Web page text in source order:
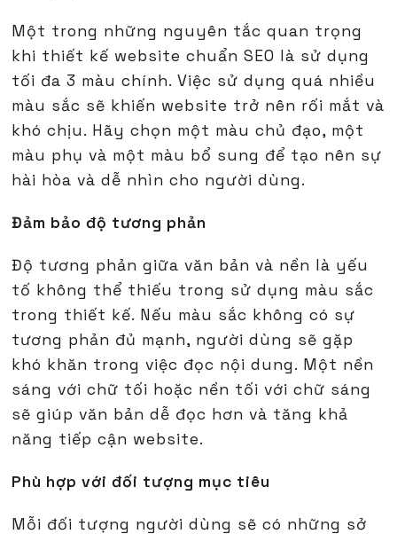
Một trong những nguyên tắc quan trọng
khi thiết kế website chuẩn SEO là sử dụng
tối đa 3 màu chính. Việc sử dụng quá nhiều
màu sắc sẽ khiến website trở nên rối mắt và
khó chịu. Hãy chọn một màu chủ đạo, một
màu phụ và một màu bổ sung để tạo nên sự
hài hòa và dễ nhìn cho người dùng.
Đảm bảo độ tương phản
Độ tương phản giữa văn bản và nền là yếu
tố không thể thiếu trong sử dụng màu sắc
trong thiết kế. Nếu màu sắc không có sự
tương phản đủ mạnh, người dùng sẽ gặp
khó khăn trong việc đọc nội dung. Một nền
sáng với chữ tối hoặc nền tối với chữ sáng
sẽ giúp văn bản dễ đọc hơn và tăng khả
năng tiếp cận website.
Phù hợp với đối tượng mục tiêu
Mỗi đối tượng người dùng sẽ có những sở